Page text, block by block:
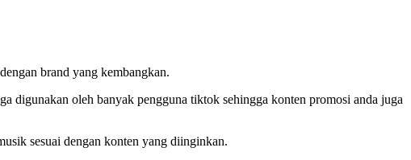
brand yang kembangkan.
digunakan oleh banyak pengguna tiktok sehingga konten promosi anda juga
sesuai dengan konten yang diinginkan.